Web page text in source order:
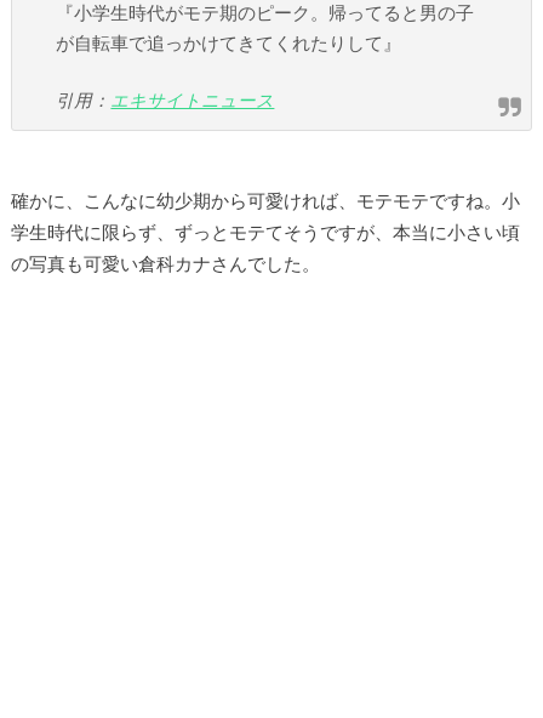
『小学生時代がモテ期のピーク。帰ってると男の子
が自転車で追っかけてきてくれたりして』
引用： エキサイトニュース
確かに、こんなに幼少期から可愛ければ、モテモテですね。小
学生時代に限らず、ずっとモテてそうですが、本当に小さい頃
の写真も可愛い倉科カナさんでした。